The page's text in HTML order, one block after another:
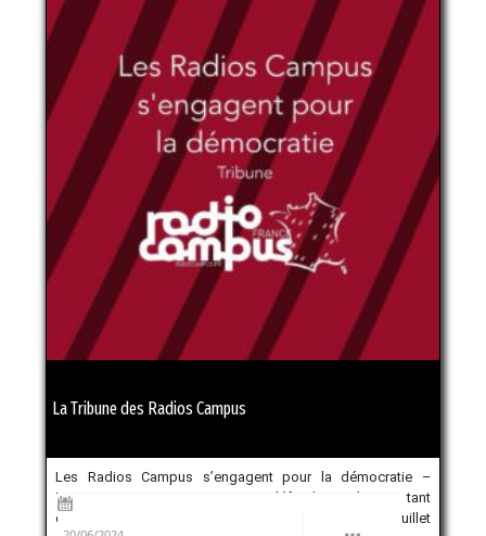
La Tribune des Radios Campus
Les Radios Campus s’engagent pour la démocratie –
TRIBUNE Tout ce que nous défendons depuis tant
d’années risque de disparaître les 30 juin et 7 juillet